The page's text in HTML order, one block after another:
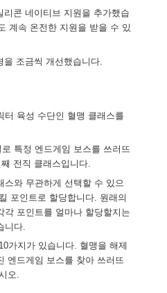
콘 네이티브 지원을 추가했습
계속 온전한 지원을 받을 수 있
조금씩 개선했습니다.
터 육성 수단인 혈맹 클래스를
특정 엔드게임 보스를 쓰러뜨
전직 클래스입니다.
스와 무관하게 선택할 수 있으
포인트로 할당합니다. 원래의
각 포인트를 얼마나 할당할지는
니다.
가지가 있습니다. 혈맹을 해제
엔드게임 보스를 찾아 쓰러뜨
오.